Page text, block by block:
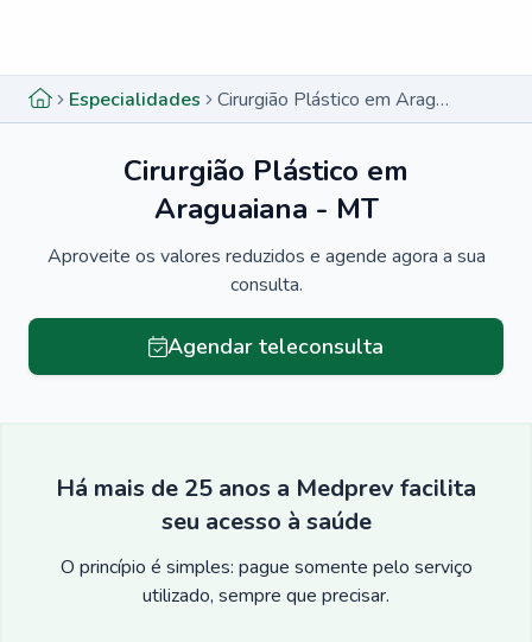
Especialidades Cirurgião Plástico em Araguaiana - MT
Cirurgião Plástico em
Araguaiana - MT
Aproveite os valores reduzidos e agende agora a sua
consulta.
Agendar teleconsulta
Há mais de 25 anos a Medprev facilita
seu acesso à saúde
O princípio é simples: pague somente pelo serviço
utilizado, sempre que precisar.